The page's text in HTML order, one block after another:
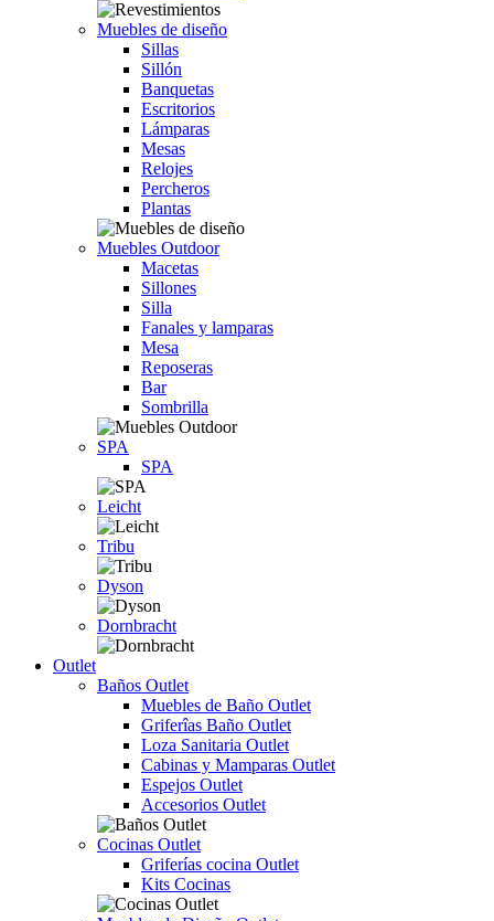
Muebles de diseño
Sillas
Sillón
Banquetas
Escritorios
Lámparas
Mesas
Relojes
Percheros
Plantas
Muebles Outdoor
Macetas
Sillones
Silla
Fanales y lamparas
Mesa
Reposeras
Bar
Sombrilla
SPA
SPA
Leicht
Tribu
Dyson
Dornbracht
Outlet
Baños Outlet
Muebles de Baño Outlet
Griferîas Baño Outlet
Loza Sanitaria Outlet
Cabinas y Mamparas Outlet
Espejos Outlet
Accesorios Outlet
Cocinas Outlet
Griferías cocina Outlet
Kits Cocinas